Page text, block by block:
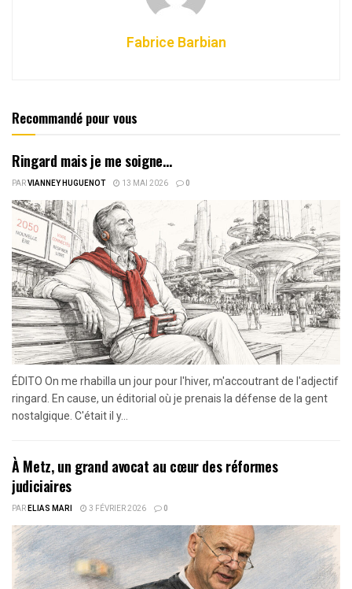
Fabrice Barbian
Recommandé pour vous
Ringard mais je me soigne…
PARVIANNEY HUGUENOT 13 MAI 2026 0
ÉDITO On me rhabilla un jour pour l'hiver, m'accoutrant de l'adjectif
ringard. En cause, un éditorial où je prenais la défense de la gent
nostalgique. C'était il y...
À Metz, un grand avocat au cœur des réformes
judiciaires
PARELIAS MARI 3 FÉVRIER 2026 0